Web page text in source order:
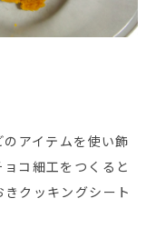
アイテムを使い飾
コ細工をつくると
クッキングシート